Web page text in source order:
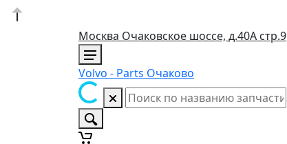
Москва Очаковское шоссе, д.40А стр.9
Volvo - Parts Очаково